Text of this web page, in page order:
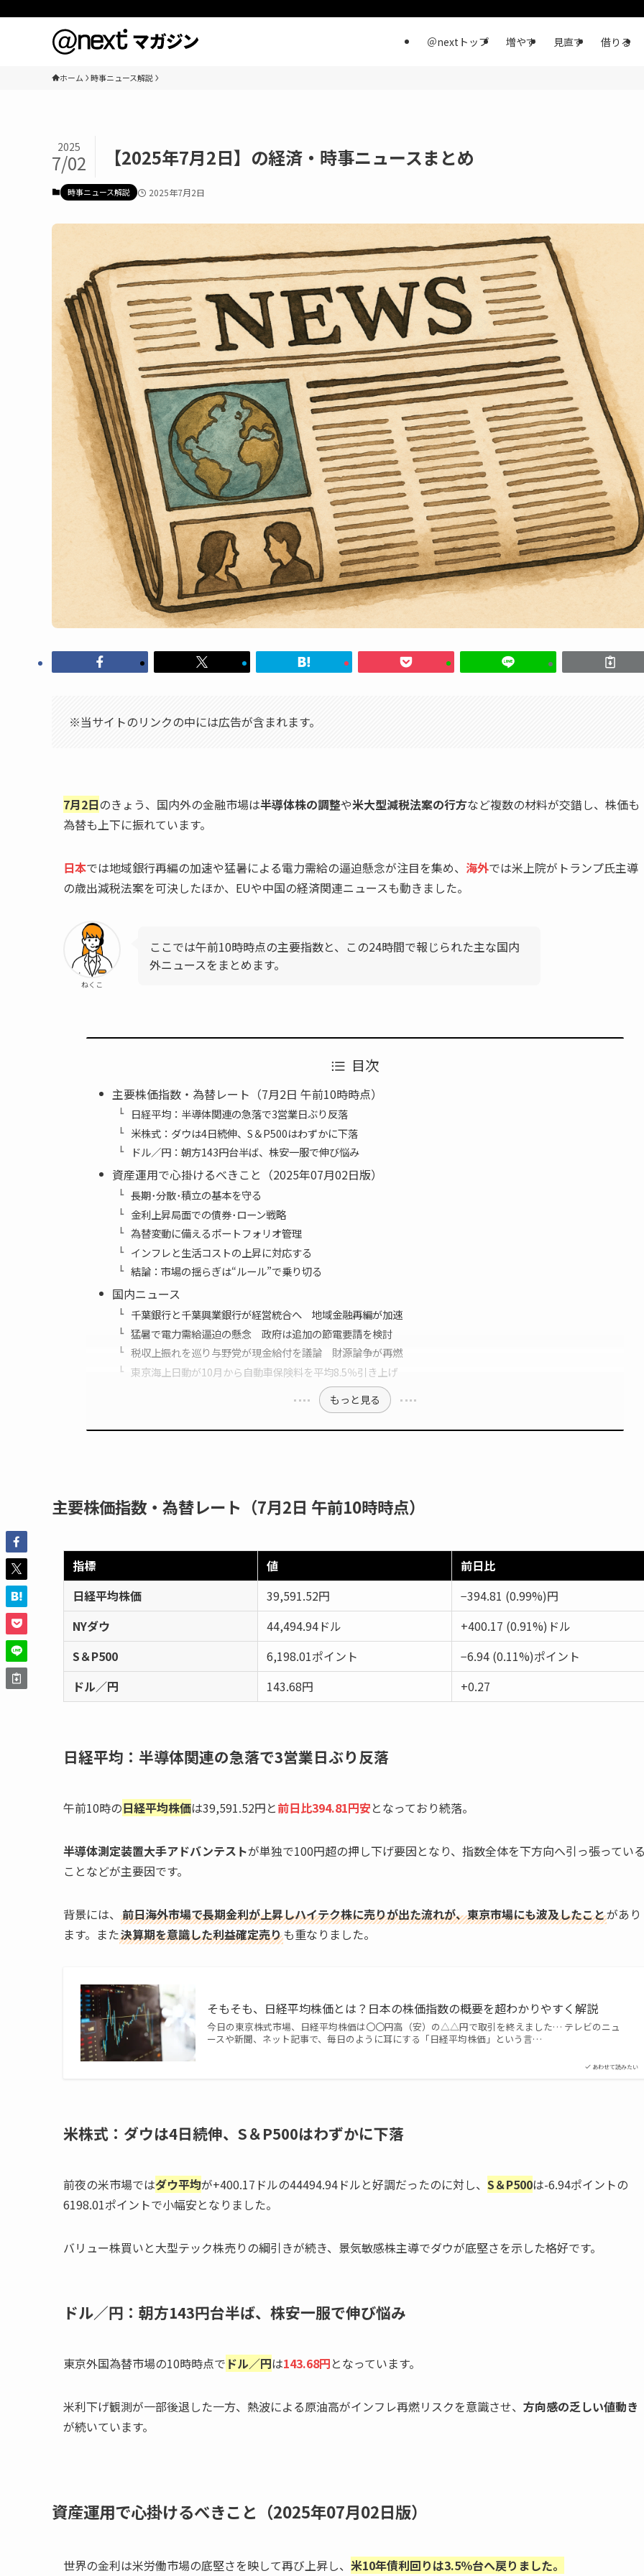
＠nextトップ 増やす 見直す 借りる
ホーム 時事ニュース解説
【2025年7月2日】の経済・時事ニュースまとめ
2025
7/02
時事ニュース解説 2025年7月2日
※当サイトのリンクの中には広告が含まれます。
7月2日のきょう、国内外の金融市場は半導体株の調整や米大型減税法案の行方など複数の材料が交錯し、株価も
為替も上下に振れています。
日本では地域銀行再編の加速や猛暑による電力需給の逼迫懸念が注目を集め、 海外では米上院がトランプ氏主導
の歳出減税法案を可決したほか、EUや中国の経済関連ニュースも動きました。
ねくこ
ここでは午前10時時点の主要指数と、この24時間で報じられた主な国内
外ニュースをまとめます。
目次
主要株価指数・為替レート（7月2日 午前10時時点）
日経平均：半導体関連の急落で3営業日ぶり反落
米株式：ダウは4日続伸、S＆P500はわずかに下落
ドル／円：朝方143円台半ば、株安一服で伸び悩み
資産運用で心掛けるべきこと（2025年07月02日版）
長期･分散･積立の基本を守る
金利上昇局面での債券･ローン戦略
為替変動に備えるポートフォリオ管理
インフレと生活コストの上昇に対応する
結論：市場の揺らぎは“ルール”で乗り切る
国内ニュース
千葉銀行と千葉興業銀行が経営統合へ 地域金融再編が加速
猛暑で電力需給逼迫の懸念 政府は追加の節電要請を検討
税収上振れを巡り与野党が現金給付を議論 財源論争が再燃
東京海上日動が10月から自動車保険料を平均8.5％引き上げ
もっと見る
主要株価指数・為替レート（7月2日 午前10時時点）
指標 値
前日比
日経平均株価
39,591.52円
−394.81 (0.99%)円
NYダウ
44,494.94ドル
+400.17 (0.91%)ドル
S＆P500
6,198.01ポイント
−6.94 (0.11%)ポイント
ドル／円
143.68円 +0.27
日経平均：半導体関連の急落で3営業日ぶり反落
午前10時の日経平均株価は39,591.52円と前日比394.81円安となっており続落。
半導体測定装置大手アドバンテストが単独で100円超の押し下げ要因となり、指数全体を下方向へ引っ張ってい
ことなどが主要因です。
背景には、 前日海外市場で長期金利が上昇しハイテク株に売りが出た流れが、東京市場にも波及したことがあり
ます。また決算期を意識した利益確定売りも重なりました。
あわせて読みたい
そもそも、日経平均株価とは？日本の株価指数の概要を超わかりやすく解説
今日の東京株式市場、日経平均株価は〇〇円高（安）の△△円で取引を終えました… テレビのニュ
ースや新聞、ネット記事で、毎日のように耳にする「日経平均株価」という言…
米株式：ダウは4日続伸、S＆P500はわずかに下落
前夜の米市場ではダウ平均が+400.17ドルの44494.94ドルと好調だったのに対し、 S＆P500は-6.94ポイントの
6198.01ポイントで小幅安となりました。
バリュー株買いと大型テック株売りの綱引きが続き、景気敏感株主導でダウが底堅さを示した格好です。
ドル／円：朝方143円台半ば、株安一服で伸び悩み
東京外国為替市場の10時時点で ドル／円は143.68円となっています。
米利下げ観測が一部後退した一方、熱波による原油高がインフレ再燃リスクを意識させ、 方向感の乏しい値動き
が続いています。
資産運用で心掛けるべきこと（2025年07月02日版）
世界の金利は米労働市場の底堅さを映して再び上昇し、 米10年債利回りは3.5％台へ戻りました。